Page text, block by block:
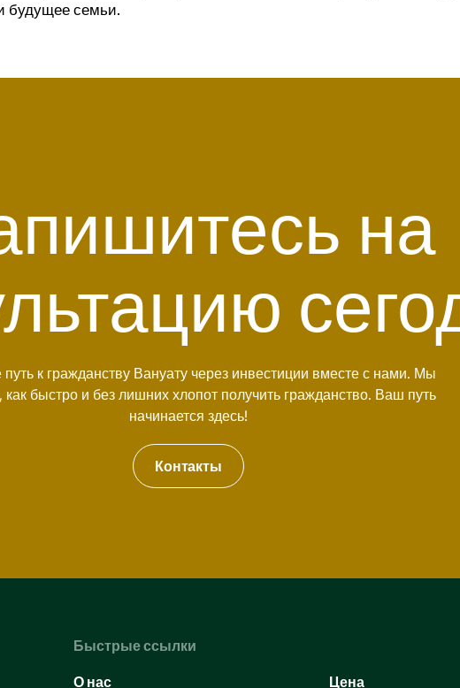
будущее семьи.
на
путь к гражданству Вануату через инвестиции вместе с нами. Мы
быстро и без лишних хлопот получить гражданство. Ваш путь
начинается здесь!
Контакты
Быстрые ссылки
О нас Цена